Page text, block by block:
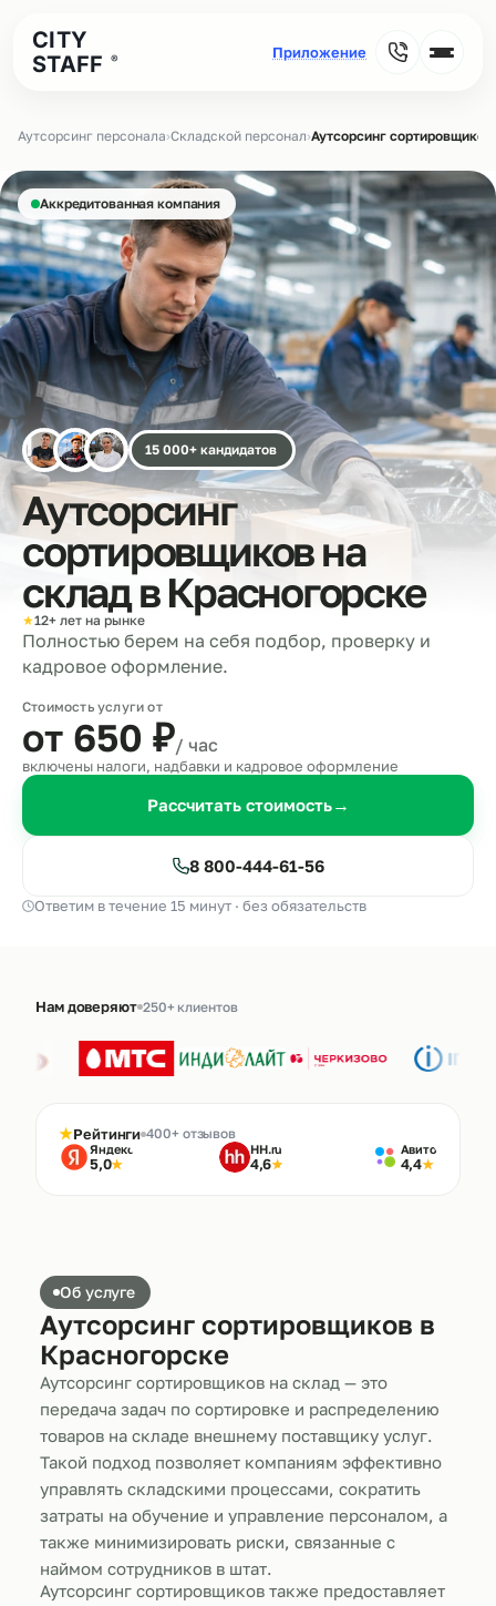
CITY
STAFF
®
Аутсорсинг персонала›Складской персонал›Аутсорсинг сортировщиков
Аккредитованная компания
15 000+ кандидатов
Аутсорсинг
сортировщиков на
склад вКрасногорске
★12+ лет на рынке
Полностью берем на себя подбор, проверку и
кадровое оформление.
Стоимость услуги от
от 650 ₽/ час
включены налоги, надбавки и кадровое оформление
Рассчитать стоимость→
8 800-444-61-56
Ответим в течение 15 минут · без обязательств
Нам доверяют 250+ клиентов
★Рейтинги 400+ отзывов
Яндекс
5,0★
HH.ru
4,6★
Авито
4,4★
Об услуге
Аутсорсинг сортировщиков в
Красногорске
Аутсорсинг сортировщиков на склад — это
передача задач по сортировке и распределению
товаров на складе внешнему поставщику услуг.
Такой подход позволяет компаниям эффективно
управлять складскими процессами, сократить
затраты на обучение и управление персоналом, а
также минимизировать риски, связанные с
наймом сотрудников в штат.
Аутсорсинг сортировщиков также предоставляет